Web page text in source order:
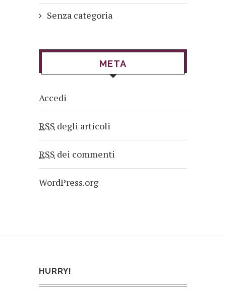
Senza categoria
META
Accedi
RSS degli articoli
RSS dei commenti
WordPress.org
HURRY!